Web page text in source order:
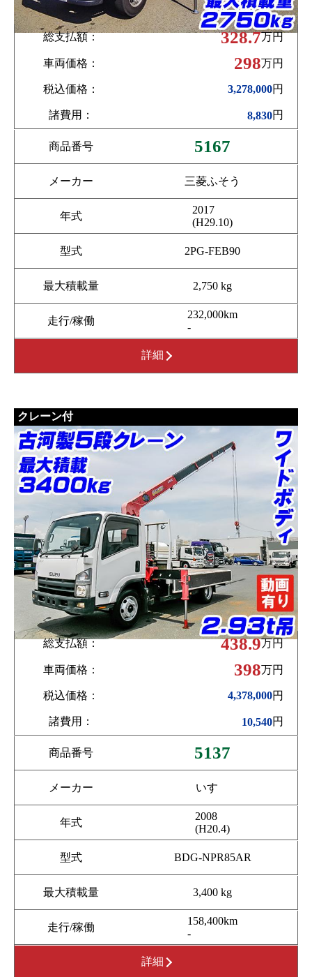
総支払額： 328.7万円
車両価格： 298万円
税込価格： 3,278,000円
諸費用： 8,830円
商品番号 5167
メーカー 三菱ふそう
年式
2017
(H29.10)
型式 2PG-FEB90
最大積載量 2,750 kg
走行/稼働
232,000km
-
詳細
クレーン付
総支払額： 438.9万円
車両価格： 398万円
税込価格： 4,378,000円
諸費用： 10,540円
商品番号 5137
メーカー いすゞ
年式
2008
(H20.4)
型式 BDG-NPR85AR
最大積載量 3,400 kg
走行/稼働
158,400km
-
詳細